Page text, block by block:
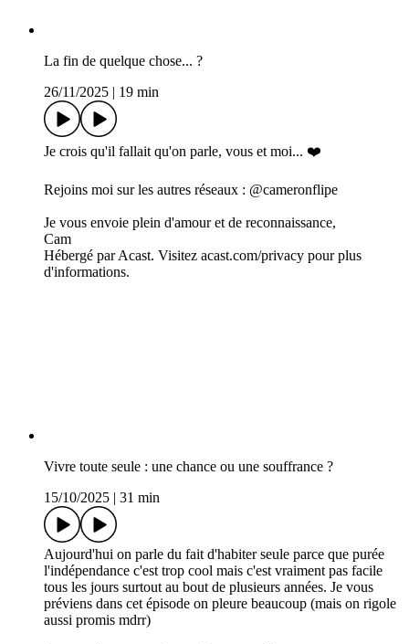
La fin de quelque chose... ?
26/11/2025
19 min
Je crois qu'il fallait qu'on parle, vous et moi... ❤️
Rejoins moi sur les autres réseaux : @cameronflipe
Je vous envoie plein d'amour et de reconnaissance,
Cam
Hébergé par Acast. Visitez acast.com/privacy pour plus
d'informations.
Vivre toute seule : une chance ou une souffrance ?
15/10/2025
31 min
Aujourd'hui on parle du fait d'habiter seule parce que purée
l'indépendance c'est trop cool mais c'est vraiment pas facile
tous les jours surtout au bout de plusieurs années. Je vous
préviens dans cet épisode on pleure beaucoup (mais on rigole
aussi promis mdrr)